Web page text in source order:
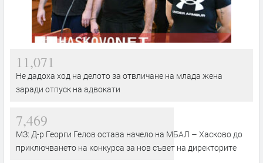
11,071
Не дадоха ход на делото за отвличане на млада жена
заради отпуск на адвокати
7,469
МЗ: Д-р Георги Гелов остава начело на МБАЛ – Хасково до
приключването на конкурса за нов съвет на директорите